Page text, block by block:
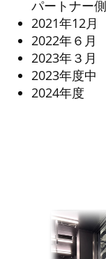
パートナー
2021年12
2022年６月
2023年３
2023年度中
2024年度